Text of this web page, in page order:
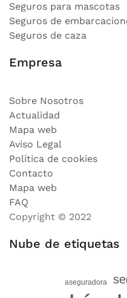
Seguros para mascotas
Seguros de
Seguros de caza
Empresa
Sobre Nosotros
Actualidad
Mapa web
Aviso Legal
Política de cookies
Contacto
Mapa web
FAQ
Copyright © 2022
Nube de etiquetas
aseguradora